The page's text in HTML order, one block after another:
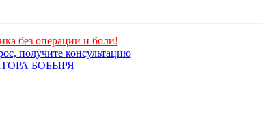
без операции и боли!
получите консультацию
БОБЫРЯ